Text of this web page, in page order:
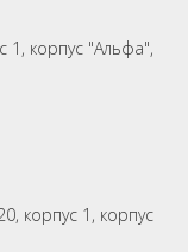
1, корпус "Альфа",
корпус 1, корпус
и сервис